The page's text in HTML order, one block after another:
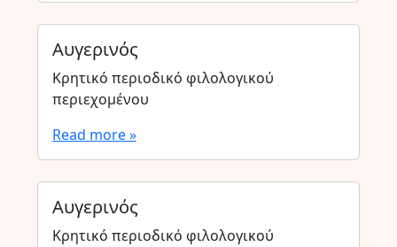
Αυγερινός
Κρητικό περιοδικό φιλολογικού
περιεχομένου
Read more »
Αυγερινός
Κρητικό περιοδικό φιλολογικού